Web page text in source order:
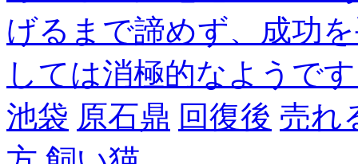
げるまで諦めず、成功
しては消極的なようで
池袋 原石鼎 回復後 売れ